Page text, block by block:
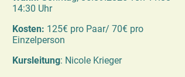
14:30 Uhr
Kosten: 125€ pro Paar/ 70€ pro
Einzelperson
Kursleitung: Nicole Krieger